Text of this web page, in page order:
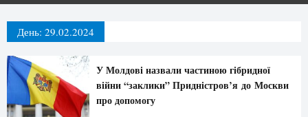
День: 29.02.2024
У Молдові назвали частиною гібридної
війни “заклики” Придністров’я до Москви
про допомогу